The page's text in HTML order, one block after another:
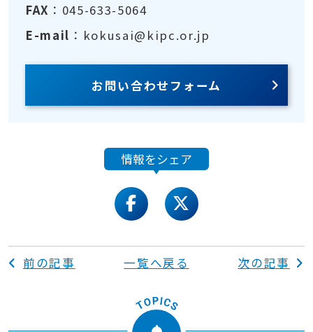
FAX ：045-633-5064
E-mail ：kokusai@kipc.or.jp
お問い合わせフォーム
情報をシェア
facebooktwitter
前の記事 一覧へ戻る 次の記事